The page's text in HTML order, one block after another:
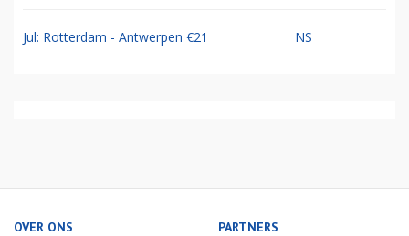
Jul: Rotterdam - Antwerpen €21 NS
OVER ONS PARTNERS